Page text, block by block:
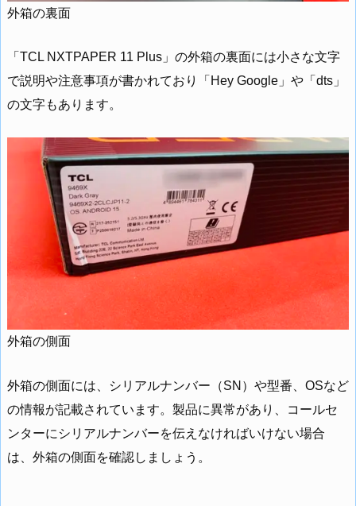
外箱の裏面
「TCL NXTPAPER 11 Plus」の外箱の裏面には小さな文字
で説明や注意事項が書かれており「Hey Google」や「dts」
の文字もあります。
外箱の側面
外箱の側面には、シリアルナンバー（SN）や型番、OSなど
の情報が記載されています。製品に異常があり、コールセ
ンターにシリアルナンバーを伝えなければいけない場合
は、外箱の側面を確認しましょう。